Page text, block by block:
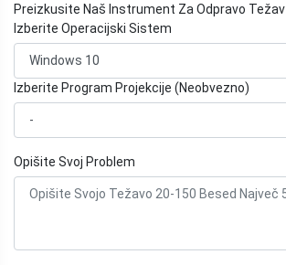
Preizkusite Naš Instrument Za Odpravo Težav
Izberite Operacijski Sistem
Izberite Program Projekcije (Neobvezno)
Opišite Svoj Problem